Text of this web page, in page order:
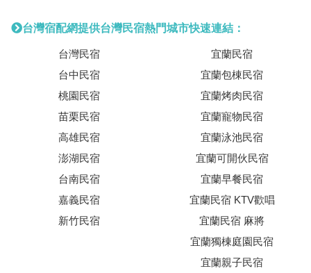
台灣宿配網提供台灣民宿熱門城市快速連結：
台灣民宿
台中民宿
桃園民宿
苗栗民宿
高雄民宿
澎湖民宿
台南民宿
嘉義民宿
新竹民宿
宜蘭民宿
宜蘭包棟民宿
宜蘭烤肉民宿
宜蘭寵物民宿
宜蘭泳池民宿
宜蘭可開伙民宿
宜蘭早餐民宿
宜蘭民宿 KTV歡唱
宜蘭民宿 麻將
宜蘭獨棟庭園民宿
宜蘭親子民宿